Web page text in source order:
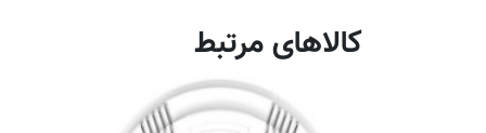
کالاهای مرتبط